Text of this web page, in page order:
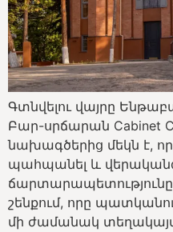
Գտնվելու վայրը
Բար-սրճարան Cabinet
նախագծերից մեկն է,
պահպանել և
շենքում, որը
մի ժամանակ